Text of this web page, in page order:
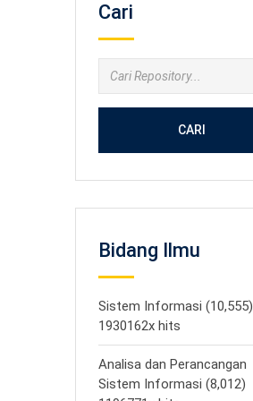
Cari
CARI
Bidang Ilmu
Sistem Informasi (10,555)
1930162x hits
Analisa dan Perancangan
Sistem Informasi (8,012)